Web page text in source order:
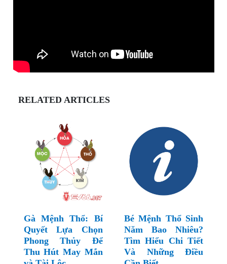
RELATED ARTICLES
Gà Mệnh Thổ: Bí
Quyết Lựa Chọn
Phong Thủy Để
Thu Hút May Mắn
Bé Mệnh Thổ Sinh
Năm Bao Nhiêu?
Tìm Hiểu Chi Tiết
Và Những Điều